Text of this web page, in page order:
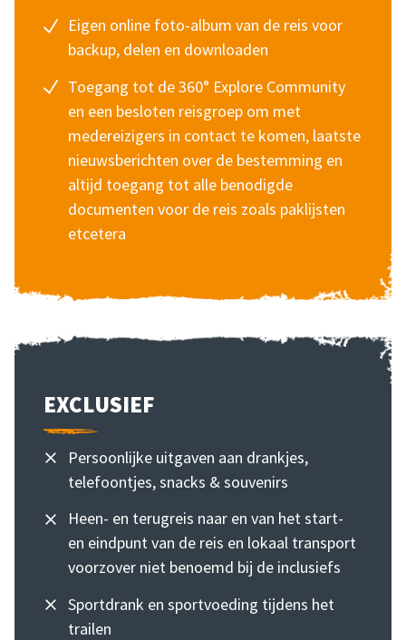
Eigen online foto-album van de reis voor
backup, delen en downloaden
Toegang tot de 360° Explore Community
en een besloten reisgroep om met
medereizigers in contact te komen, laatste
nieuwsberichten over de bestemming en
altijd toegang tot alle benodigde
documenten voor de reis zoals paklijsten
etcetera
EXCLUSIEF
Persoonlijke uitgaven aan drankjes,
telefoontjes, snacks & souvenirs
Heen- en terugreis naar en van het start-
en eindpunt van de reis en lokaal transport
voorzover niet benoemd bij de inclusiefs
Sportdrank en sportvoeding tijdens het
trailen